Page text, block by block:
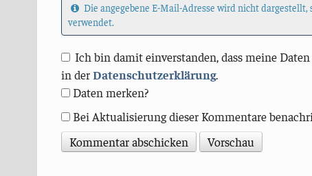
Die angegebene E-Mail-Adresse wird nicht
verwendet.
Ich bin damit einverstanden, dass meine
in derDatenschutzerklärung.
Daten merken?
Bei Aktualisierung dieser Kommentare